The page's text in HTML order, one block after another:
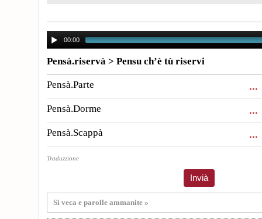
00:00
Pensà.riservà > Pensu ch’è tù riservi
Pensà.Parte
Pensà.Dorme
Pensà.Scappà
Traduzzione
Si veca e parolle ammanite »